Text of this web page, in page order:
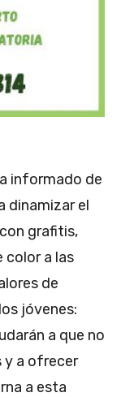
informado de
dinamizar el
grafitis,
color a las
de
jóvenes:
a que no
y a ofrecer
a esta